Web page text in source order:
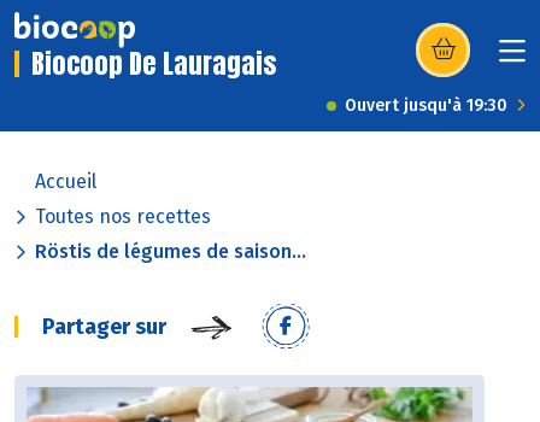
Biocoop De Lauragais (s’ouvre dans
Ouvert jusqu'à 19:30
Accueil
Toutes nos recettes
Röstis de légumes de saison...
Partager sur